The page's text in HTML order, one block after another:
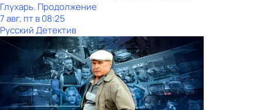
Глухарь. Продолжение
7 авг, пт в 08:25
Русский Детектив